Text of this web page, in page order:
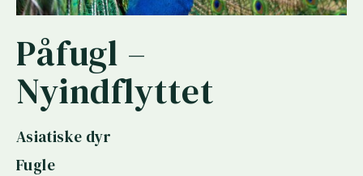
Påfugl –
Nyindflyttet
Asiatiske dyr
Fugle